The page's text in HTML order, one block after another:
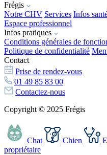
Frégis
Notre CHV Services Infos
Espace professionnel
Infos pratiques
Conditions générales de
Politique de confidentialité
Contact
Prise de rendez-vous
01 49 85 83 00
Contactez-nous
Copyright © 2025 Frégis
Chat Chien
propriétaire